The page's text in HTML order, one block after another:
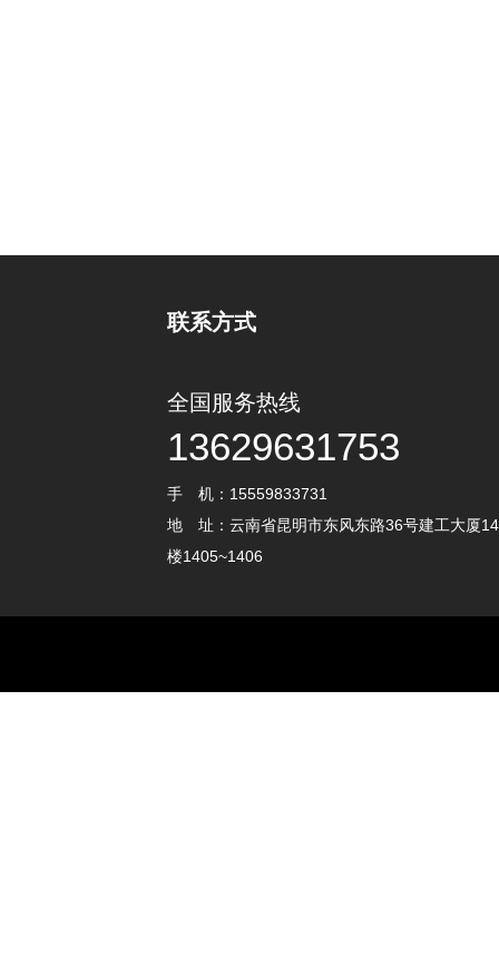
联系方式
全国服务热线
13629631753
手 机：15559833731
地 址：云南省昆明市东风东路36号建工大厦14
楼1405~1406